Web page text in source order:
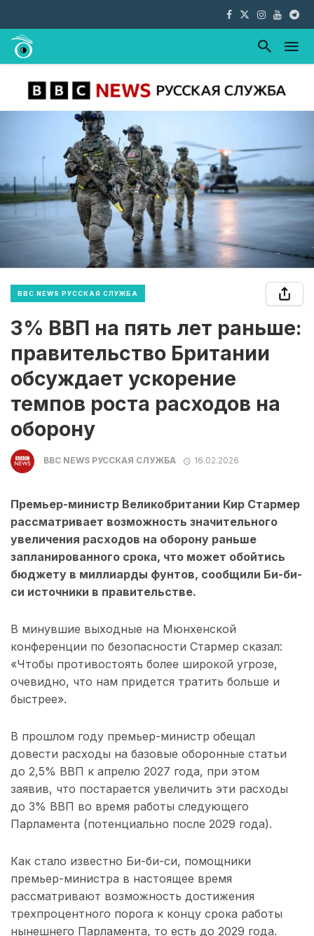
BBC NEWS РУССКАЯ СЛУЖБА
3% ВВП на пять лет раньше:
правительство Британии
обсуждает ускорение
темпов роста расходов на
оборону
BBC NEWS РУССКАЯ СЛУЖБА 16.02.2026
Премьер-министр Великобритании Кир Стармер
рассматривает возможность значительного
увеличения расходов на оборону раньше
запланированного срока, что может обойтись
бюджету в миллиарды фунтов, сообщили Би-би-
си источники в правительстве.
В минувшие выходные на Мюнхенской
конференции по безопасности Стармер сказал:
«Чтобы противостоять более широкой угрозе,
очевидно, что нам придется тратить больше и
быстрее».
В прошлом году премьер-министр обещал
довести расходы на базовые оборонные статьи
до 2,5% ВВП к апрелю 2027 года, при этом
заявив, что постарается увеличить эти расходы
до 3% ВВП во время работы следующего
Парламента (потенциально после 2029 года).
Как стало известно Би-би-си, помощники
премьер-министра в настоящее время
рассматривают возможность достижения
трехпроцентного порога к концу срока работы
нынешнего Парламента, то есть до 2029 года.